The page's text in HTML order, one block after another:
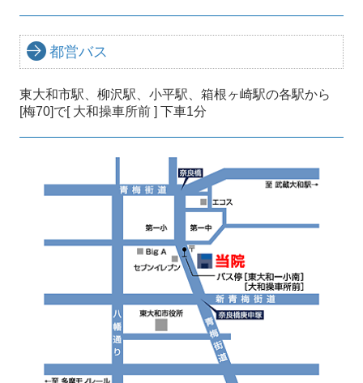
都営バス
東大和市駅、柳沢駅、小平駅、箱根ヶ崎駅の各駅から
[梅70]で[ 大和操車所前 ] 下車1分